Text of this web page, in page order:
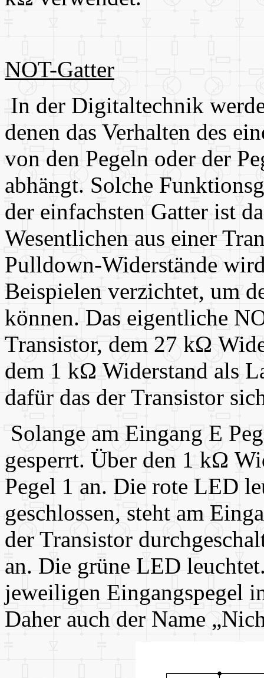
NOT-Gatter
In der Digitaltechnik
denen das Verhalten des
von den Pegeln oder der
abhängt. Solche
der einfachsten Gatter ist
Wesentlichen aus einer
Pulldown-Widerstände
Beispielen verzichtet, um
können. Das eigentliche
Transistor, dem 27 kΩ
dem 1 kΩ Widerstand als
dafür das der Transistor
Solange am Eingang E
gesperrt. Über den 1 kΩ
Pegel 1 an. Die rote LED
geschlossen, steht am
der Transistor
an. Die grüne LED
jeweiligen Eingangspegel
Daher auch der Name